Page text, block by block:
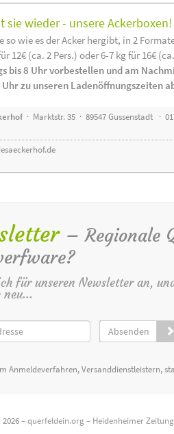
sie wieder - unsere Ackerboxen!
so wie es der Acker hergibt, in 2
12€ (ca. 2 Pers.) oder 6-7 kg für 16€
bis 8 Uhr vorbestellen und am
Uhr zu unseren Ladenöffnungszeiten
· Marktstr. 35 · 89547 Gussenstadt ·
– Regionale
für unseren Newsletter an,
neu...
Absenden
Anmeldeverfahren, Versanddienstleistern,
–querfeldein.org– Heidenheimer